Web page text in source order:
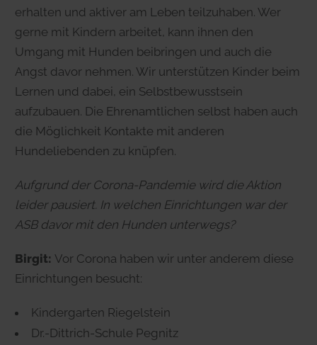
erhalten und aktiver am Leben teilzuhaben. Wer
gerne mit Kindern arbeitet, kann ihnen den
Umgang mit Hunden beibringen und auch die
Angst davor nehmen. Wir unterstützen Kinder beim
Lernen und dabei, ein Selbstbewusstsein
aufzubauen. Die Ehrenamtlichen selbst haben auch
die Möglichkeit Kontakte mit anderen
Hundeliebenden zu knüpfen.
Aufgrund der Corona-Pandemie wird die Aktion
leider pausiert. In welchen Einrichtungen war der
ASB davor mit den Hunden unterwegs?
Birgit: Vor Corona haben wir unter anderem diese
Einrichtungen besucht:
Kindergarten Riegelstein
Dr.-Dittrich-Schule Pegnitz